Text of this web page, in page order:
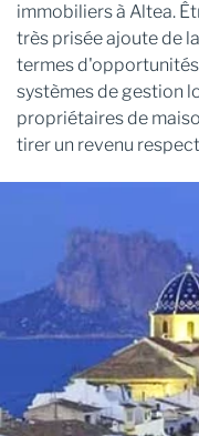
immobiliers à Altea.
très prisée ajoute de
termes
systèmes de gestion
propriétaires de
tirer un revenu